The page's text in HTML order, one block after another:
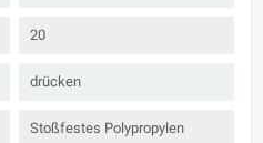
20
drücken
Stoßfestes Polypropylen